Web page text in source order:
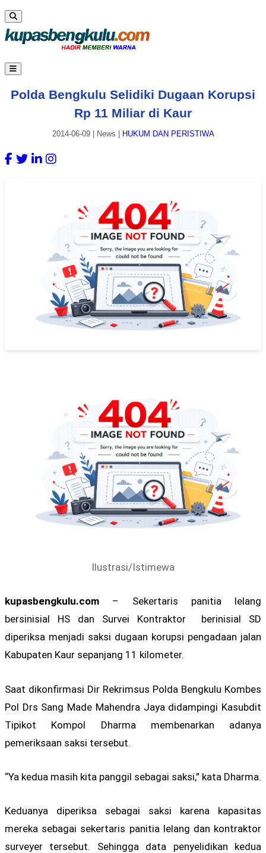
Polda Bengkulu Selidiki Dugaan Korupsi
Rp 11 Miliar di Kaur
2014-06-09| News HUKUM DAN PERISTIWA
Ilustrasi/Istimewa
kupasbengkulu.com – Sekertaris panitia lelang
bersinisial HS dan Survei Kontraktor berinisial SD
diperiksa menjadi saksi dugaan korupsi pengadaan jalan
Kabupaten Kaur sepanjang 11 kilometer.
Saat dikonfirmasi Dir Rekrimsus Polda Bengkulu Kombes
Pol Drs Sang Made Mahendra Jaya didampingi Kasubdit
Tipikot Kompol Dharma membenarkan adanya
pemeriksaan saksi tersebut.
“Ya kedua masih kita panggil sebagai saksi,” kata Dharma.
Keduanya diperiksa sebagai saksi karena kapasitas
mereka sebagai sekertaris panitia lelang dan kontraktor
surveyer tersebut. Sehingga data penyelidikan kedua